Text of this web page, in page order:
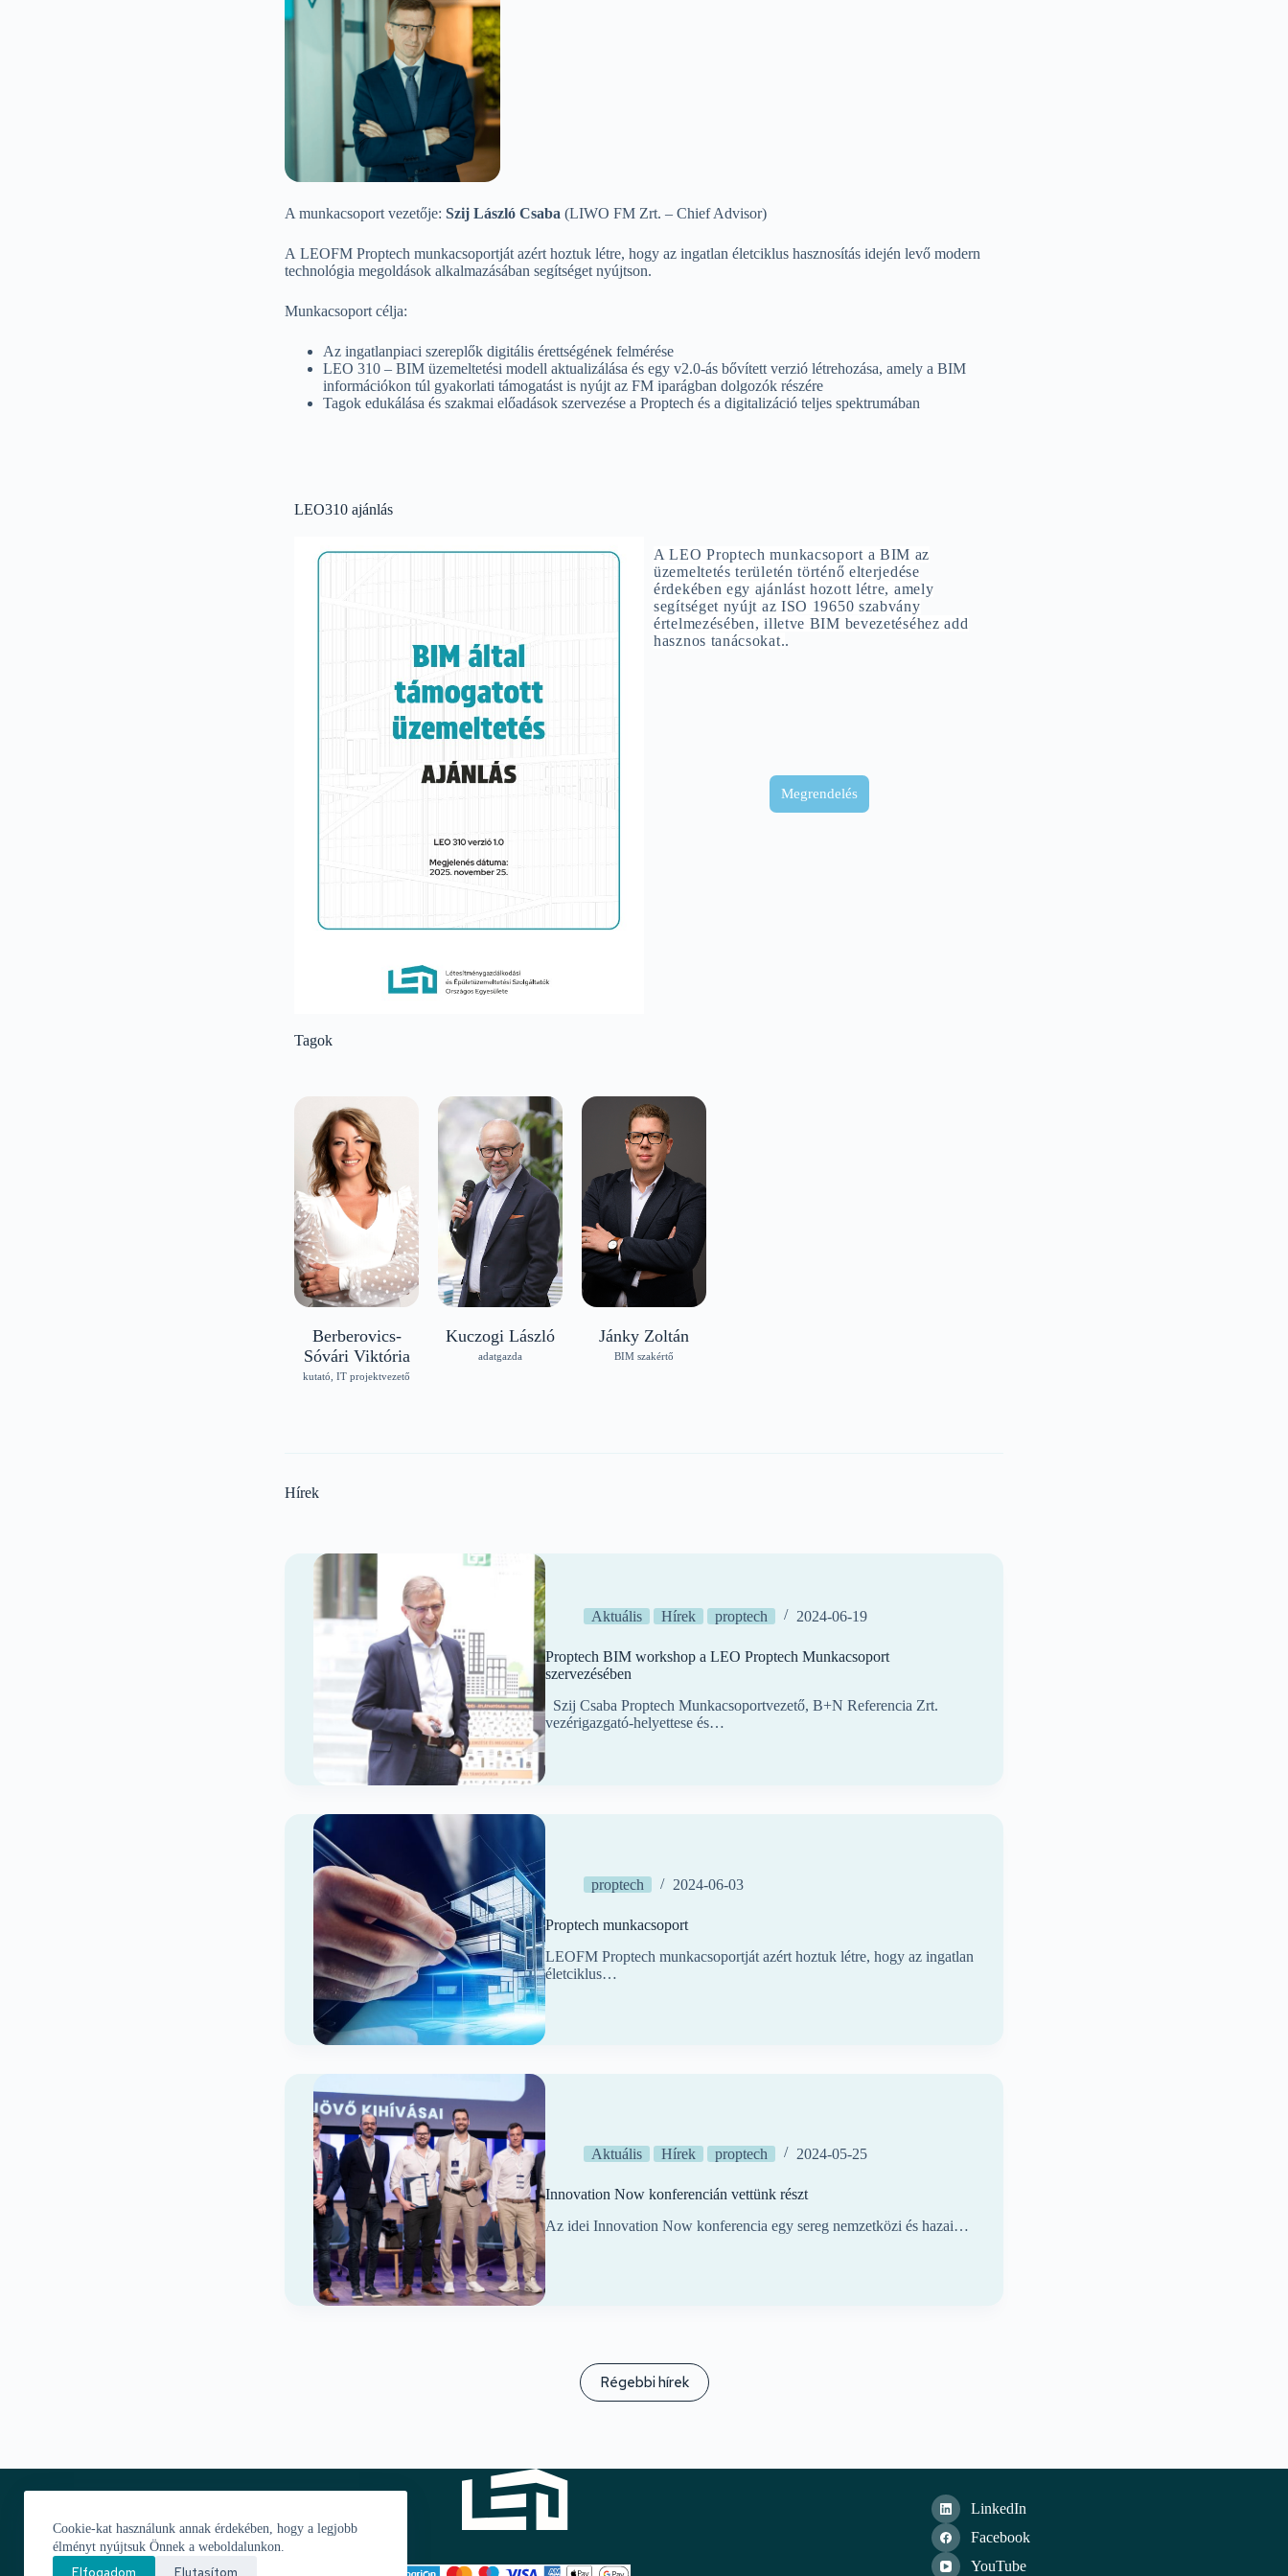
Cookie-kat használunk annak érdekében, hogy a legjobb
élményt nyújtsuk Önnek a weboldalunkon.
Elfogadom Elutasítom
A munkacsoport vezetője: Szij László Csaba (LIWO FM Zrt. – Chief Advisor)
A LEOFM Proptech munkacsoportját azért hoztuk létre, hogy az ingatlan életciklus hasznosítás idején levő modern
technológia megoldások alkalmazásában segítséget nyújtson.
Munkacsoport célja:
Az ingatlanpiaci szereplők digitális érettségének felmérése
LEO 310 – BIM üzemeltetési modell aktualizálása és egy v2.0-ás bővített verzió létrehozása, amely a BIM
információkon túl gyakorlati támogatást is nyújt az FM iparágban dolgozók részére
Tagok edukálása és szakmai előadások szervezése a Proptech és a digitalizáció teljes spektrumában
LEO310 ajánlás
A LEO Proptech munkacsoport a BIM az
üzemeltetés területén történő elterjedése
érdekében egy ajánlást hozott létre, amely
segítséget nyújt az ISO 19650 szabvány
értelmezésében, illetve BIM bevezetéséhez add
hasznos tanácsokat..
Megrendelés
Tagok
Berberovics-
Sóvári Viktória
kutató, IT projektvezető
Kuczogi László
adatgazda
Jánky Zoltán
BIM szakértő
Hírek
Aktuális Hírek proptech 2024-06-19
Proptech BIM workshop a LEO Proptech Munkacsoport
szervezésében
Szij Csaba Proptech Munkacsoportvezető, B+N Referencia Zrt.
vezérigazgató-helyettese és…
proptech 2024-06-03
Proptech munkacsoport
LEOFM Proptech munkacsoportját azért hoztuk létre, hogy az ingatlan
életciklus…
Aktuális Hírek proptech 2024-05-25
Innovation Now konferencián vettünk részt
Az idei Innovation Now konferencia egy sereg nemzetközi és hazai…
Régebbi hírek
leofm@leofm.hu
(+36) 30-9708-433
1121 Budapest, Ágnes út 21/A.
LinkedIn
Facebook
YouTube